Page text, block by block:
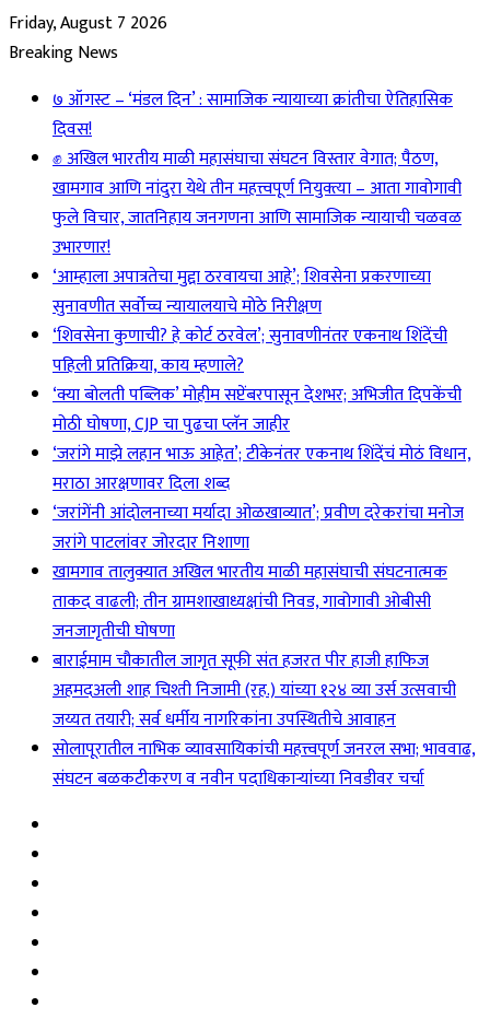
Friday, August 7 2026
Breaking News
७ ऑगस्ट – ‘मंडल दिन’ : सामाजिक न्यायाच्या क्रांतीचा ऐतिहासिक
दिवस!
✊ अखिल भारतीय माळी महासंघाचा संघटन विस्तार वेगात; पैठण,
खामगाव आणि नांदुरा येथे तीन महत्त्वपूर्ण नियुक्त्या – आता गावोगावी
फुले विचार, जातनिहाय जनगणना आणि सामाजिक न्यायाची चळवळ
उभारणार!
‘आम्हाला अपात्रतेचा मुद्दा ठरवायचा आहे’; शिवसेना प्रकरणाच्या
सुनावणीत सर्वोच्च न्यायालयाचे मोठे निरीक्षण
‘शिवसेना कुणाची? हे कोर्ट ठरवेल’; सुनावणीनंतर एकनाथ शिंदेंची
पहिली प्रतिक्रिया, काय म्हणाले?
‘क्या बोलती पब्लिक’ मोहीम सप्टेंबरपासून देशभर; अभिजीत दिपकेंची
मोठी घोषणा, CJP चा पुढचा प्लॅन जाहीर
‘जरांगे माझे लहान भाऊ आहेत’; टीकेनंतर एकनाथ शिंदेंचं मोठं विधान,
मराठा आरक्षणावर दिला शब्द
‘जरांगेंनी आंदोलनाच्या मर्यादा ओळखाव्यात’; प्रवीण दरेकरांचा मनोज
जरांगे पाटलांवर जोरदार निशाणा
खामगाव तालुक्यात अखिल भारतीय माळी महासंघाची संघटनात्मक
ताकद वाढली; तीन ग्रामशाखाध्यक्षांची निवड, गावोगावी ओबीसी
जनजागृतीची घोषणा
बाराईमाम चौकातील जागृत सूफी संत हजरत पीर हाजी हाफिज
अहमदअली शाह चिश्ती निजामी (रह.) यांच्या १२४ व्या उर्स उत्सवाची
जय्यत तयारी; सर्व धर्मीय नागरिकांना उपस्थितीचे आवाहन
सोलापूरातील नाभिक व्यावसायिकांची महत्त्वपूर्ण जनरल सभा; भाववाढ,
संघटन बळकटीकरण व नवीन पदाधिकाऱ्यांच्या निवडीवर चर्चा